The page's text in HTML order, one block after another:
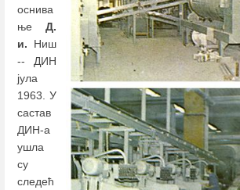
оснива
ње Д.
и. Ниш
-- ДИН
јула
1963. У
састав
ДИН-а
ушла
су
следећ